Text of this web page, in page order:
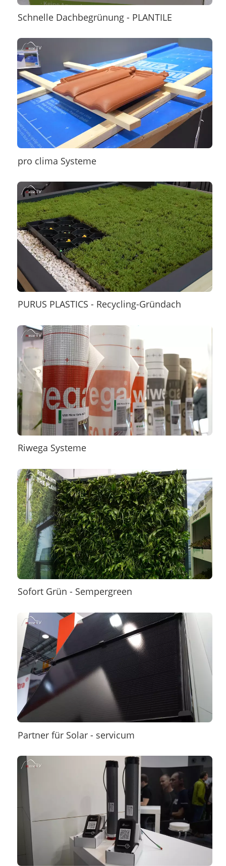
Schnelle Dachbegrünung - PLANTILE
pro clima Systeme
PURUS PLASTICS - Recycling-Gründach
Riwega Systeme
Sofort Grün - Sempergreen
Partner für Solar - servicum